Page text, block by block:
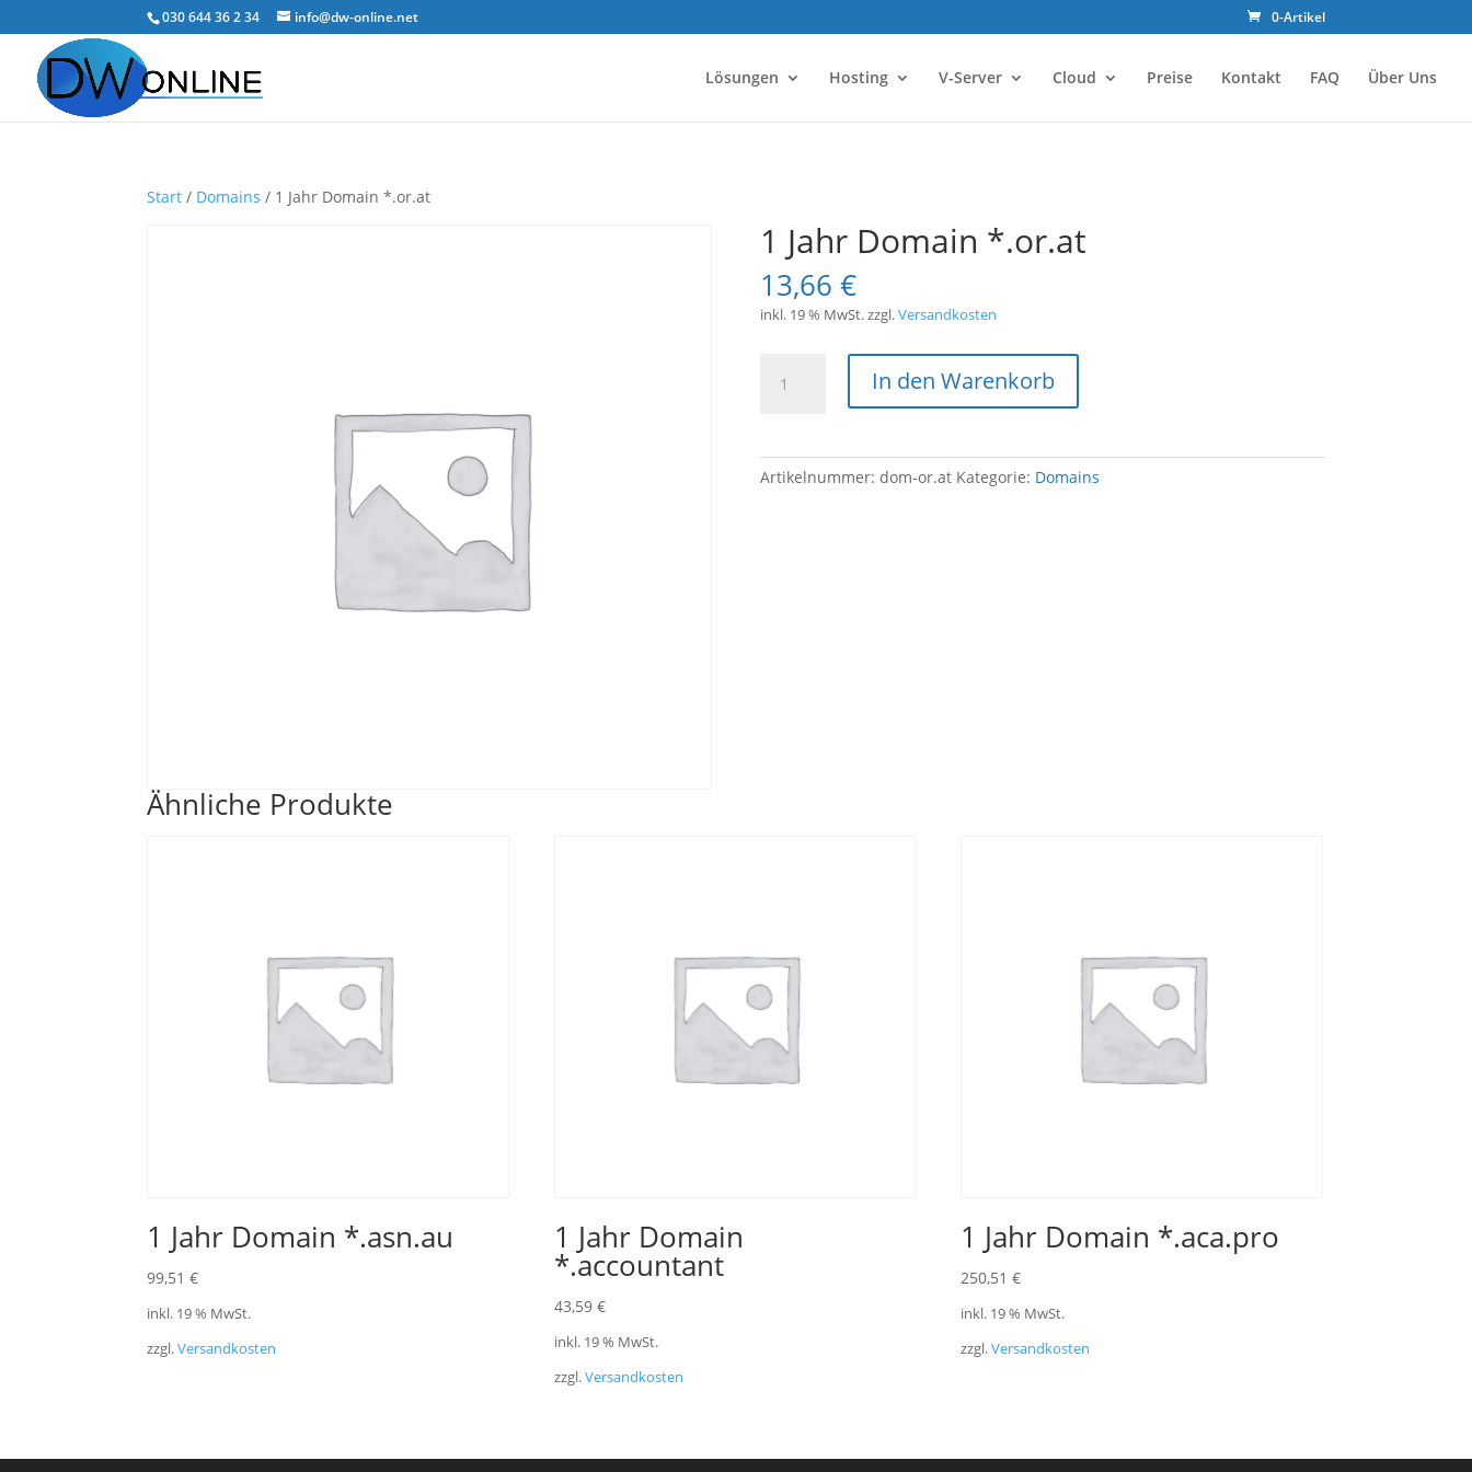
030 644 36 2 34 info@dw-online.net 0-Artikel
Lösungen Hosting V-Server Cloud Preise Kontakt FAQ Über Uns
Start / Domains / 1 Jahr Domain *.or.at
1 Jahr Domain *.or.at
13,66 €
inkl. 19 % MwSt. zzgl.Versandkosten
Jahr
Menge
In den Warenkorb
Artikelnummer: dom-or.at Kategorie: Domains
Ähnliche Produkte
1 Jahr Domain *.asn.au
99,51€
inkl. 19 % MwSt.
zzgl.Versandkosten
1 Jahr Domain
*.accountant
43,59 €
inkl. 19 % MwSt.
zzgl.Versandkosten
1 Jahr Domain *.aca.pro
250,51€
inkl. 19 % MwSt.
zzgl.Versandkosten